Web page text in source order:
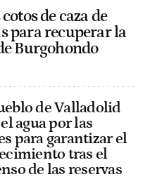
de caza de
para recuperar la
Burgohondo
de Valladolid
agua por las
para garantizar el
tras el
de las reservas